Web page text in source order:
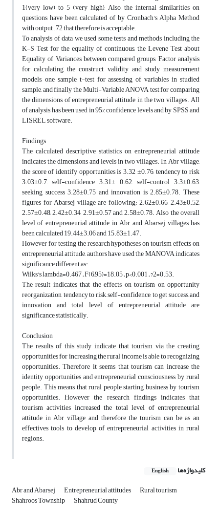
1(very low) to 5 (very high), Also, the internal similarities on
questions have been calculated of by Cronbach's Alpha Method
with output .72 that therefore is acceptable.
To analysis of data we used some tests and methods including the
K-S Test for the equality of continuous, the Levene Test about
Equality of Variances between compared groups, Factor analysis
for calculating the construct validity and study measurement
models, one sample t-test for assessing of variables in studied
sample, and finally the Multi-Variable ANOVA test for comparing
the dimensions of entrepreneurial attitude in the two villages. All
of analysis has been used in 95% confidence levels and by SPSS and
LISREL software.
Findings
The calculated descriptive statistics on entrepreneurial attitude
indicates the dimensions and levels in two villages. In Abr village,
the score of identify opportunities is 3.32 ±0.76, tendency to risk
3.03±0.7, self-confidence 3.31± 0.62, self-control 3.3±0.63,
seeking success 3.28±0.75 and innovation is 2.85±0.78. These
figures for Abarsej village are following: 2.62±0.66, 2.43±0.52,
2.57±0.48, 2.42±0.34, 2.91±0.57 and 2.58±0.78. Also the overall
level of entrepreneurial attitude in Abr and Abarsej villages has
been calculated 19.44±3.06 and 15.83±1.47.
However for testing the research hypotheses on tourism effects on
entrepreneurial attitude, authors have used the MANOVA indicates
significance different as:
Wilks's lambda=0.467 ; F(6,95)=18.05 ; p<0.001 ; ?2=0.53.
The result indicates that the effects on tourism on opportunity
reorganization, tendency to risk, self-confidence, to get success, and
innovation and total level of entrepreneurial attitude are
significance statistically.
Conclusion
The results of this study indicate that tourism via the creating
opportunities for increasing the rural income is able to recognizing
opportunities. Therefore it seems that tourism can increase the
identity opportunities and entrepreneurial consciousness by rural
people. This means that rural people starting business by tourism
opportunities. However the research findings indicates that
tourism activities increased the total level of entrepreneurial
attitude in Abr village and therefore the tourism can be as an
effectives tools to develop of entrepreneurial activities in rural
regions.
کلیدواژه‌ها English
Abr and Abarsej Entrepreneurial attitudes Rural tourism
Shahroos Township Shahrud County